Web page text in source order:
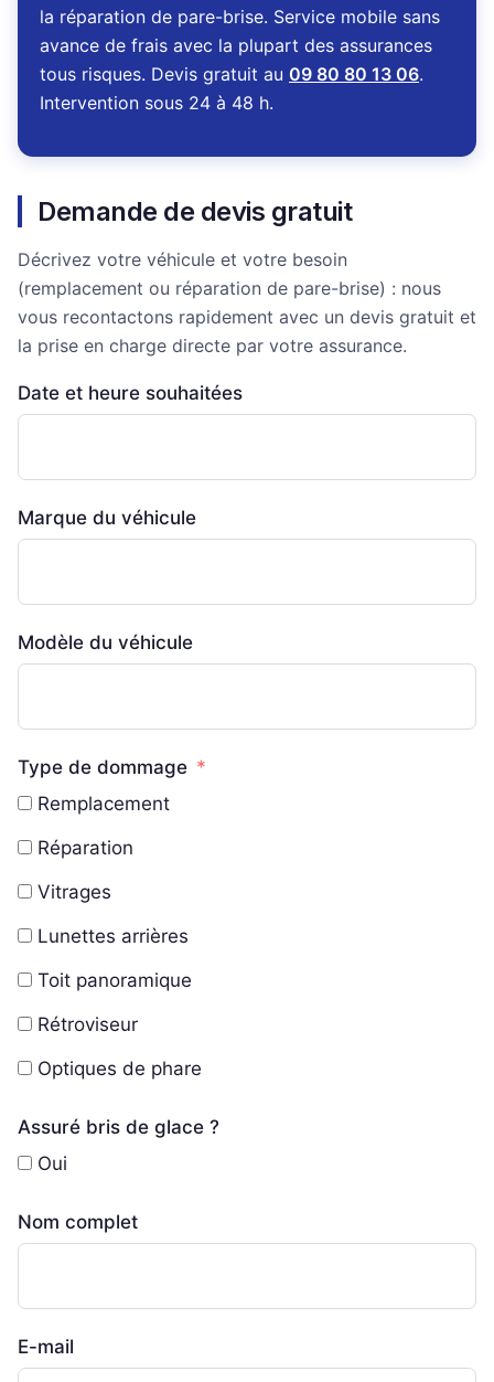
la réparation de pare-brise. Service mobile sans
avance de frais avec la plupart des assurances
tous risques. Devis gratuit au 09 80 80 13 06.
Intervention sous 24 à 48 h.
Demande de devis gratuit
Décrivez votre véhicule et votre besoin
(remplacement ou réparation de pare-brise) : nous
vous recontactons rapidement avec un devis gratuit et
la prise en charge directe par votre assurance.
Date et heure souhaitées
Marque du véhicule
Modèle du véhicule
Type de dommage
Remplacement
Réparation
Vitrages
Lunettes arrières
Toit panoramique
Rétroviseur
Optiques de phare
Assuré bris de glace ?
Oui
Nom complet
E-mail